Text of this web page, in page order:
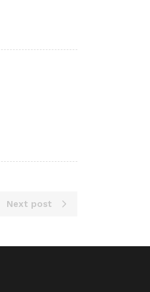
Next post